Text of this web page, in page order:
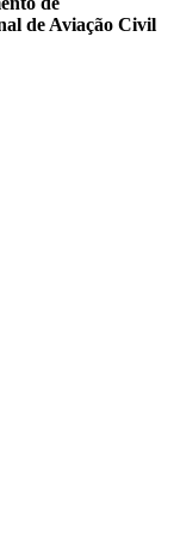
de Aviação Civil